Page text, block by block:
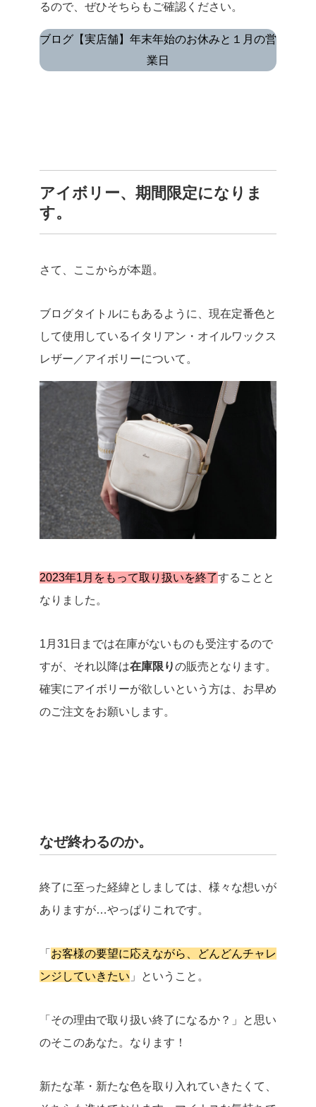
るので、ぜひそちらもご確認ください。
ブログ【実店舗】年末年始のお休みと１月の営
業日
アイボリー、期間限定になりま
す。
さて、ここからが本題。
ブログタイトルにもあるように、現在定番色と
して使用しているイタリアン・オイルワックス
レザー／アイボリーについて。
2023年1月をもって取り扱いを終了することと
なりました。
1月31日までは在庫がないものも受注するので
すが、それ以降は在庫限りの販売となります。
確実にアイボリーが欲しいという方は、お早め
のご注文をお願いします。
なぜ終わるのか。
終了に至った経緯としましては、様々な想いが
ありますが…やっぱりこれです。
「 お客様の要望に応えながら、どんどんチャレ
ンジしていきたい 」ということ。
「その理由で取り扱い終了になるか？」と思い
のそこのあなた。なります！
新たな革・新たな色を取り入れていきたくて、